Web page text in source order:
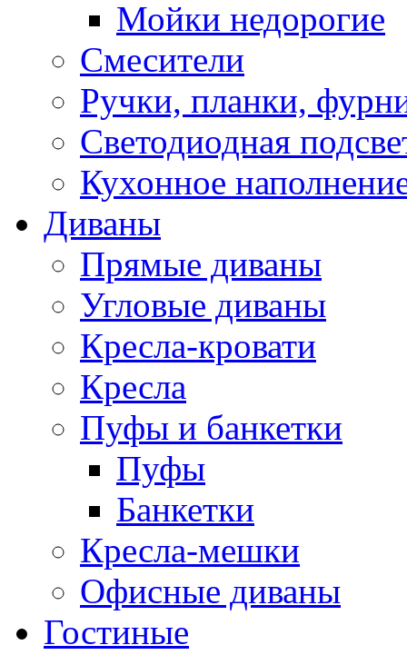
Мойки недорогие
Смесители
Ручки, планки,
Светодиодная
Кухонное
Диваны
Прямые диваны
Угловые диваны
Кресла-кровати
Кресла
Пуфы и банкетки
Пуфы
Банкетки
Кресла-мешки
Офисные диваны
Гостиные